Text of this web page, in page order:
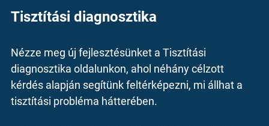
Tisztítási diagnosztika
Nézze meg új fejlesztésünket a Tisztítási
diagnosztika oldalunkon, ahol néhány célzott
kérdés alapján segítünk feltérképezni, mi állhat a
tisztítási probléma hátterében.